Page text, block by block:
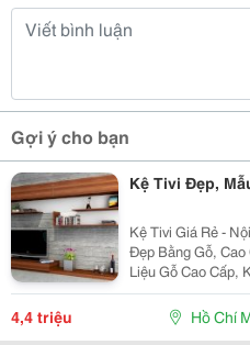
Gợi ý cho bạn
Kệ Tivi Đẹp,
Kệ Tivi Giá Rẻ -
Đẹp Bằng Gỗ,
Liệu Gỗ Cao Cấp,
Đổi Theo Yêu Cầu Quý Khách Tư
Và Vận Chuyển
4,4 triệu Hồ Chí